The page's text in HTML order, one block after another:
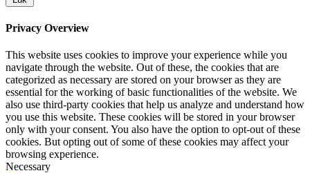
Privacy Overview
This website uses cookies to improve your experience while you
navigate through the website. Out of these, the cookies that are
categorized as necessary are stored on your browser as they are
essential for the working of basic functionalities of the website. We
also use third-party cookies that help us analyze and understand how
you use this website. These cookies will be stored in your browser
only with your consent. You also have the option to opt-out of these
cookies. But opting out of some of these cookies may affect your
browsing experience.
Necessary